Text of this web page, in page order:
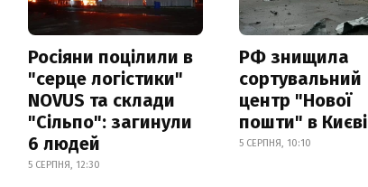
Росіяни поцілили в
"серце логістики"
NOVUS та склади
"Сільпо": загинули
6 людей
5 СЕРПНЯ, 12:30
РФ знищила
сортувальний
центр "Нової
пошти" в Києві
5 СЕРПНЯ, 10:10